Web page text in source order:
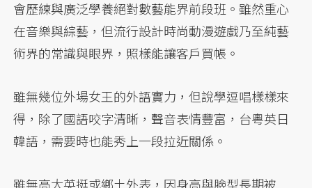
會歷練與廣泛學養絕對數藝能界前段班。雖然重心
在音樂與綜藝，但流行設計時尚動漫遊戲乃至純藝
術界的常識與眼界，照樣能讓客戶買帳。
雖無幾位外場女王的外語實力，但說學逗唱樣樣來
得，除了國語咬字清晰，聲音表情豐富，台粵英日
韓語，需要時也能秀上一段拉近關係。
雖無高大英挺或鄉土外表，因身高與臉型長期被